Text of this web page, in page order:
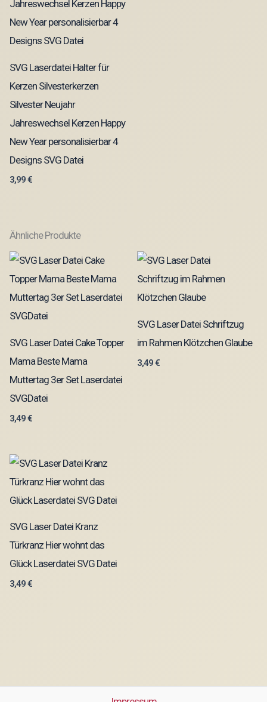
SVG Laserdatei Halter für
Kerzen Silvesterkerzen
Silvester Neujahr
Jahreswechsel Kerzen Happy
New Year personalisierbar 4
Designs SVG Datei
3,99€
Ähnliche Produkte
SVG Laser Datei Cake Topper
Mama Beste Mama
Muttertag 3er Set Laserdatei
SVGDatei
3,49€
SVG Laser Datei Schriftzug
im Rahmen Klötzchen Glaube
3,49€
SVG Laser Datei Kranz
Türkranz Hier wohnt das
Glück Laserdatei SVG Datei
3,49€